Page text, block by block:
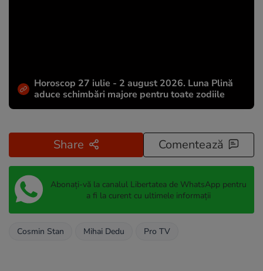
Horoscop 27 iulie - 2 august 2026. Luna Plină
aduce schimbări majore pentru toate zodiile
Share Comentează
Abonați-vă la canalul Libertatea de WhatsApp pentru
a fi la curent cu ultimele informații
Cosmin Stan Mihai Dedu Pro TV